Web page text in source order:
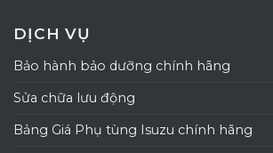
DỊCH VỤ
Bảo hành bảo dưỡng chính hãng
Sửa chữa lưu động
Bảng Giá Phụ tùng Isuzu chính hãng